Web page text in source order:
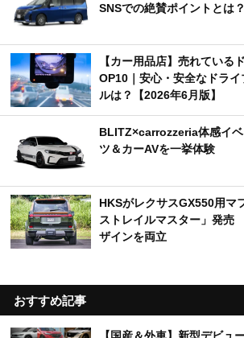
SNSでの絶賛ポイントとは？
【カー用品店】売れている
OP10｜安心・安全なドラ
ルは？【2026年6月版】
BLITZ×carrozzeria体感イ
ツ＆カーAVを一挙体験
HKSがレクサスGX550用マ
ストレイルマスター」発
ザインを両立
おすすめ記事
【国産＆外車】新型デビュ